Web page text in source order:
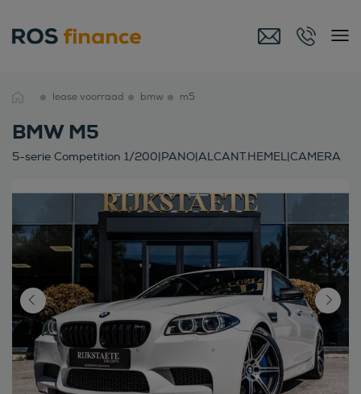
lease voorraad bmw m5
BMW M5
5-serie Competition 1/200|PANO|ALCANT.HEMEL|CAMERA